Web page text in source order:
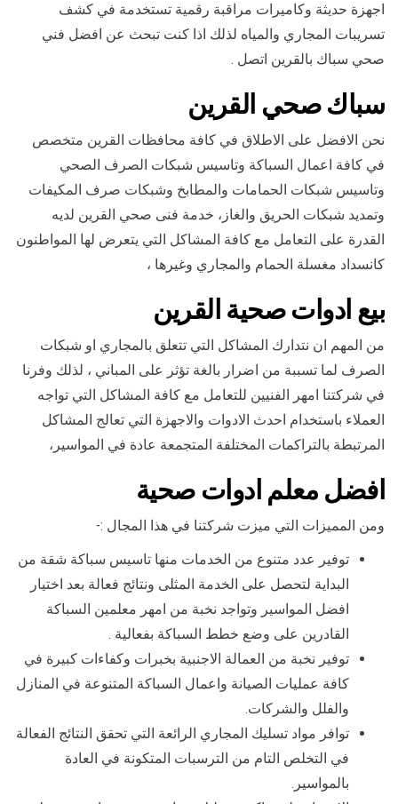
اجهزة حديثة وكاميرات مراقبة رقمية تستخدمة في كشف
تسريبات المجاري والمياه لذلك اذا كنت تبحث عن افضل فني
صحي سباك بالقرين اتصل .
سباك صحي القرين
نحن الافضل على الاطلاق في كافة محافظات القرين متخصص
في كافة اعمال السباكة وتاسيس شبكات الصرف الصحي
وتاسيس شبكات الحمامات والمطابخ وشبكات صرف المكيفات
وتمديد شبكات الحريق والغاز، خدمة فنى صحي القرين لديه
القدرة على التعامل مع كافة المشاكل التي يتعرض لها المواطنون
كانسداد مغسلة الحمام والمجاري وغيرها ،
بيع ادوات صحية القرين
من المهم ان نتدارك المشاكل التي تتعلق بالمجاري او شبكات
الصرف لما تسببة من اضرار بالغة تؤثر على المباني ، لذلك وفرنا
في شركتنا امهر الفنيين للتعامل مع كافة المشاكل التي تواجه
العملاء باستخدام احدث الادوات والاجهزة التي تعالج المشاكل
المرتبطة بالتراكمات المختلفة المتجمعة عادة في المواسير،
افضل معلم ادوات صحية
ومن المميزات التي ميزت شركتنا في هذا المجال :-
توفير عدد متنوع من الخدمات منها تاسيس سباكة شقة من
البداية لتحصل على الخدمة المثلى ونتائج فعالة بعد اختيار
افضل المواسير وتواجد نخبة من امهر معلمين السباكة
القادرين على وضع خطط السباكة بفعالية .
توفير نخبة من العمالة الاجنبية بخبرات وكفاءات كبيرة في
كافة عمليات الصيانة واعمال السباكة المتنوعة في المنازل
والفلل والشركات.
توافر مواد تسليك المجاري الرائعة التي تحقق النتائج الفعالة
في التخلص التام من الترسبات المتكونة في العادة
بالمواسير.